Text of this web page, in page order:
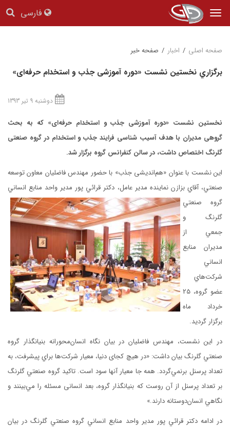
فارسی
صفحه اصلی / اخبار / صفحه خبر
برگزاري نخستين نشست «دوره آموزشی جذب و استخدام حرفه‌ای»
دوشنبه 9 تیر 1393
نخستين نشست «دوره آموزشی جذب و استخدام حرفه‌ای» كه به بحث
گروهی مدیران با هدف آسیب شناسی فرایند جذب و استخدام در گروه صنعتی
گلرنگ اختصاص داشت، در سالن كنفرانس گروه برگزار شد.
اين نشست با عنوان «هم‌اندیشی جذب» با حضور مهندس فاضليان معاون توسعه
صنعتي، آقاي بزازن نماينده مدير عامل، دكتر قرائي پور مدير واحد منابع انساني
گروه صنعتي
گلرنگ و
جمعي از
مديران منابع
انساني
شركت‌هاي
عضو گروه، 25
خرداد ماه
برگزار گرديد.
در اين نشست، مهندس فاضلیان در بيان نگاه انسان‌محورانه بنيانگذار گروه
صنعتي گلرنگ بيان داشت: «در هیچ كجای دنیا، معیار شرکت‌ها براي پيشرفت، به
تعداد پرسنل برنمي‌گردد. همه جا معیار آنها سود است. تاكيد گروه صنعتي گلرنگ
بر تعداد پرسنل از آن روست كه بنيانگذار گروه، بعد انسانی مسئله را مي‌بينند و
نگاهي انسان‌دوستانه دارند.»
در ادامه دكتر قرائي پور مدير واحد منابع انساني گروه صنعتي گلرنگ در بيان